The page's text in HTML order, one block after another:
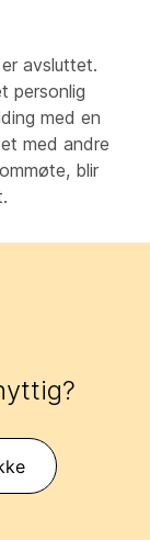
avsluttet.
personlig
med en
med andre
blir